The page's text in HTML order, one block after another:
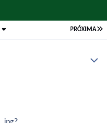
PRÓXIMA